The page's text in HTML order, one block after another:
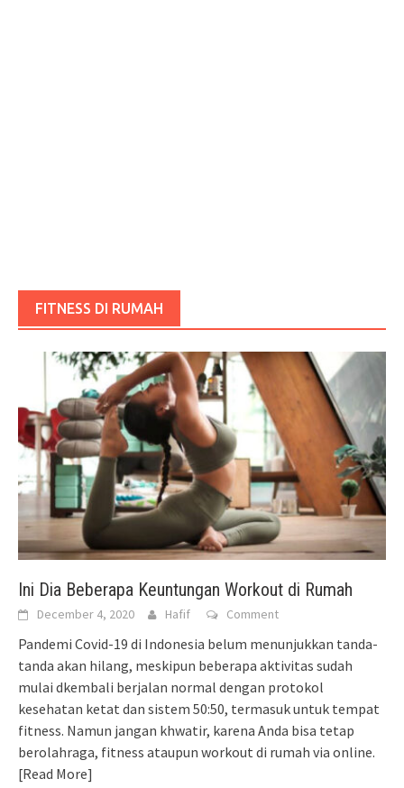
FITNESS DI RUMAH
Ini Dia Beberapa Keuntungan Workout di Rumah
December 4, 2020 Hafif Comment
Pandemi Covid-19 di Indonesia belum menunjukkan tanda-
tanda akan hilang, meskipun beberapa aktivitas sudah
mulai dkembali berjalan normal dengan protokol
kesehatan ketat dan sistem 50:50, termasuk untuk tempat
fitness. Namun jangan khwatir, karena Anda bisa tetap
berolahraga, fitness ataupun workout di rumah via online.
[Read More]